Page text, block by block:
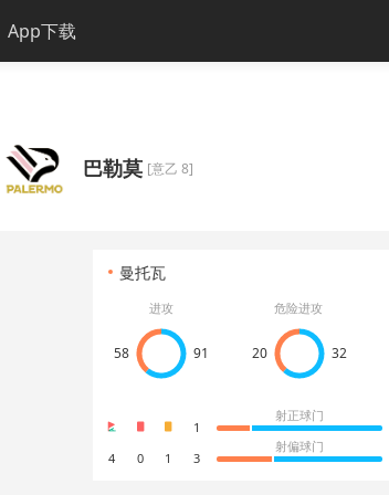
App下载
巴勒莫 [意乙 8]
曼托瓦
进攻
58 91
危险进攻
20 32
1
射正球门
4
0 1 3
射偏球门